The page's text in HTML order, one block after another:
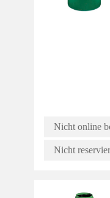
Nicht online
Nicht